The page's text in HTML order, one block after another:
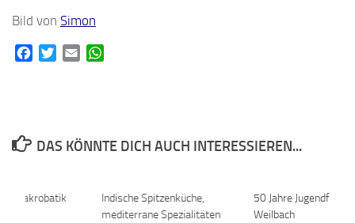
Bild von Simon
FacebookTwitterEmail
DAS KÖNNTE DICH AUCH INTERESSIEREN...
Indische Spitzenküche,
mediterrane Spezialitäten
50 Jahre
Weilbach